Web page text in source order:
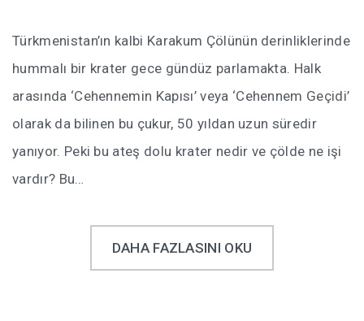
Türkmenistan’ın kalbi Karakum Çölünün derinliklerinde
hummalı bir krater gece gündüz parlamakta. Halk
arasında ‘Cehennemin Kapısı’ veya ‘Cehennem Geçidi’
olarak da bilinen bu çukur, 50 yıldan uzun süredir
yanıyor. Peki bu ateş dolu krater nedir ve çölde ne işi
vardır? Bu…
DAHA FAZLASINI OKU